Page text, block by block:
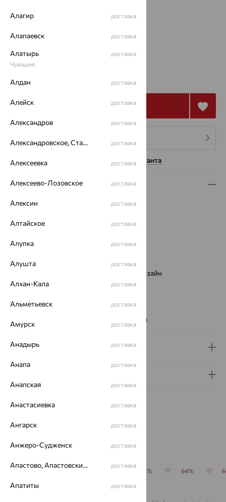
Калькулятор размера
от 7 233 20 093₽
Купить
4 платежа по 1 808
Нужна помощь консультанта
Описание
Вес:11.2 — 11.27
Проба:925
Вставка:
Вид покрытия:
Европейский дизайн
Бренд:SOKOLOV
Вес металла:
Бесцветный
Доставка и оплата
Похожие изделия
64% 64% 64%
Алагир доставка
Алапаевск доставка
Алатырь
Чувашия
доставка
Алдан доставка
Алейск доставка
Александров доставка
Александровское, Ставропольский край доставка
Алексеевка доставка
Алексеево-Лозовское доставка
Алексин доставка
Алтайское доставка
Алупка доставка
Алушта доставка
Алхан-Кала доставка
Альметьевск доставка
Амурск доставка
Анадырь доставка
Анапа доставка
Анапская доставка
Анастасиевка доставка
Ангарск доставка
Анжеро-Судженск доставка
Апастово, Апастовский район доставка
Апатиты доставка